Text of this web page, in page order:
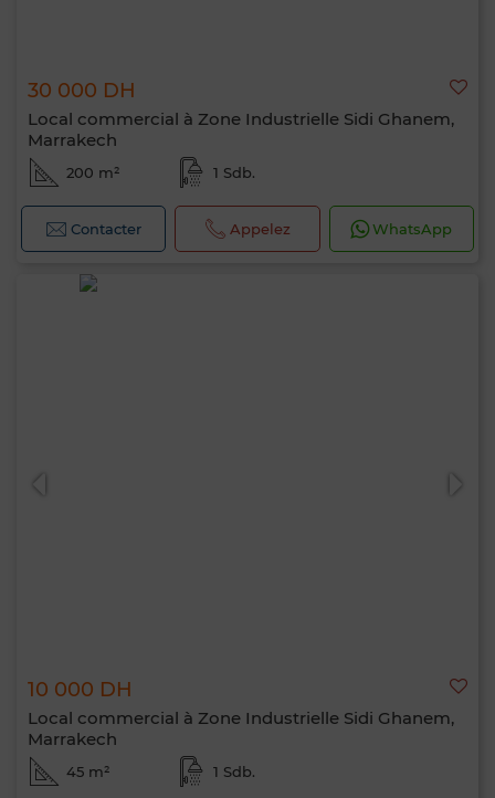
30 000 DH
Local commercial à Zone Industrielle Sidi Ghanem,
Marrakech
200 m² 1 Sdb.
Contacter Appelez WhatsApp
10 000 DH
Local commercial à Zone Industrielle Sidi Ghanem,
Marrakech
45 m² 1 Sdb.